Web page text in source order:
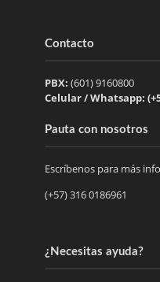
Contacto
PBX: (601) 9160800
Celular / Whatsapp:
Pauta con nosotros
Escríbenos para más
(+57) 316 0186961
¿Necesitas ayuda?